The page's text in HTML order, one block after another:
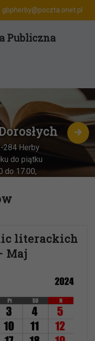
gbpherby@poczta.onet.pl
Publiczna
284 Herby
do piątku
do 17.00,
literackich
Maj